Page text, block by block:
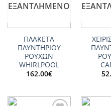
ΕΞΑΝΤΛΗΜΈΝΟ
ΠΛΑΚΕΤΑ
ΠΛΥΝΤΗΡΙΟΥ
ΡΟΥΧΩΝ
WHIRLPOOL
162.00€